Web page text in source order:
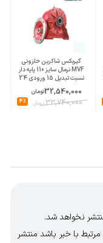
گیربکس شاکرین حلزونی
MVF نرمال سایز 110 پایه دار
نسبت تبدیل 15 ورودی 24
پوسته چدن
32,540,000تومان
33,740,000تومان 4%
نخواهد شد.
با خبر باشد منتشر